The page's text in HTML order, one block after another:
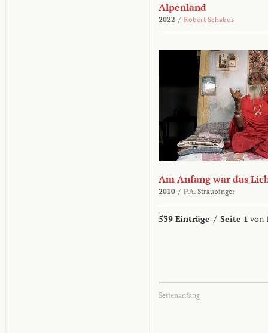
Alpenland
2022 / Robert Schabus
Am Anfang war das
2010 / P.A. Straubinger
539 Einträge / Seite 1 von
Seitenanfang